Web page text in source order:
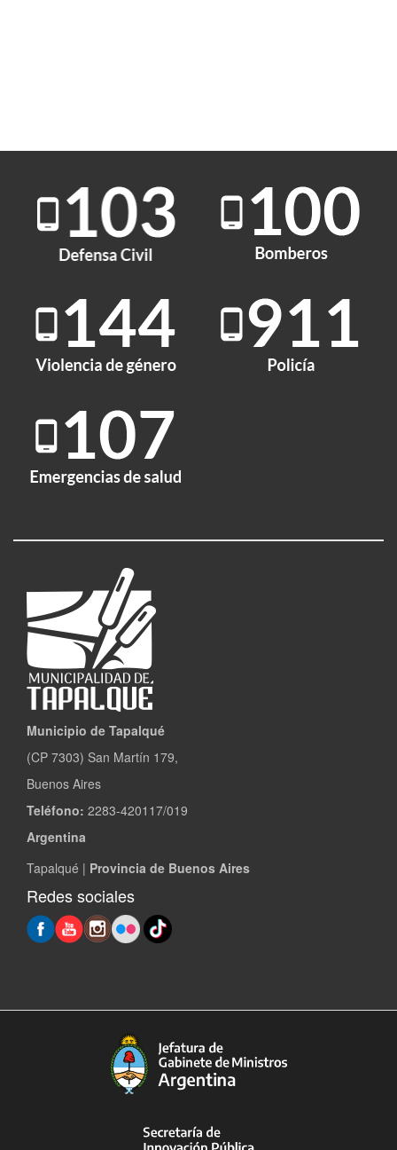
Municipio de Tapalqué
(CP 7303) San Martín 179,
Buenos Aires
Teléfono: 2283-420117/019
Argentina
Tapalqué | Provincia de Buenos Aires
Redes sociales